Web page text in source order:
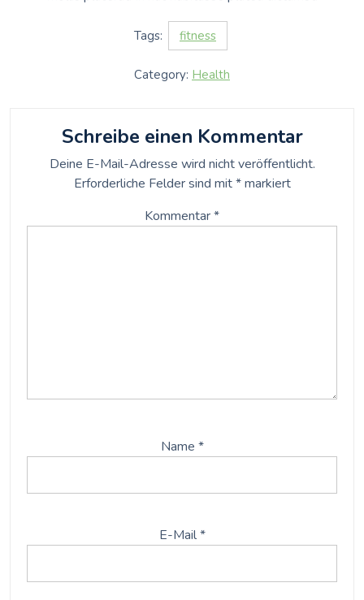
Tags: fitness
Category: Health
Schreibe einen Kommentar
Deine E-Mail-Adresse wird nicht veröffentlicht.
Erforderliche Felder sind mit*markiert
Kommentar*
Name *
E-Mail*